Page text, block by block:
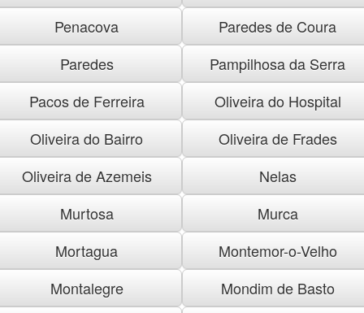
Penacova
Paredes de Coura
Paredes
Pampilhosa da Serra
Pacos de Ferreira
Oliveira do Hospital
Oliveira do Bairro
Oliveira de Frades
Oliveira de Azemeis
Nelas
Murtosa
Murca
Mortagua
Montemor-o-Velho
Montalegre
Mondim de Basto